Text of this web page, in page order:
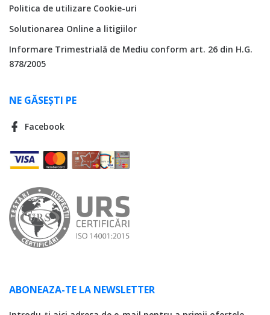
Politica de utilizare Cookie-uri
Solutionarea Online a litigiilor
Informare Trimestrială de Mediu conform art. 26 din H.G.
878/2005
NE GĂSEȘTI PE
Facebook
ABONEAZA-TE LA NEWSLETTER